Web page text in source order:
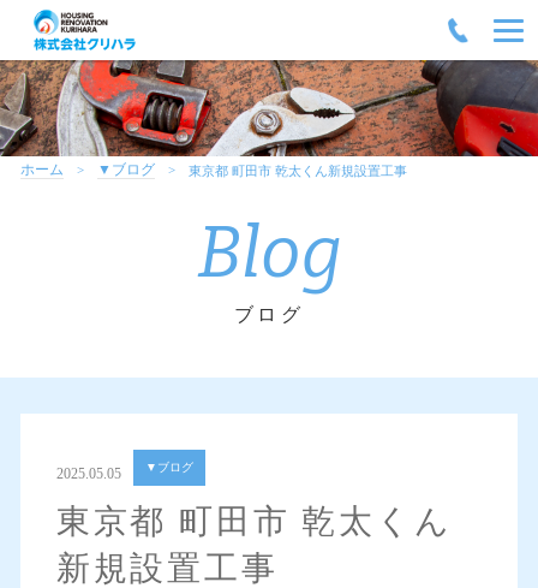
ホーム ▼ブログ 東京都 町田市 乾太くん新規設置工事
Blog
ブログ
2025.05.05 ▼ブログ
東京都 町田市 乾太くん
新規設置工事